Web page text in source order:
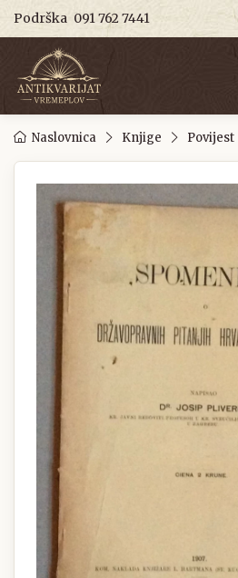
Podrška 091 762 7441
Naslovnica Knjige Povijest